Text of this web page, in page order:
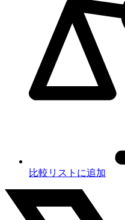
比較リストに追加